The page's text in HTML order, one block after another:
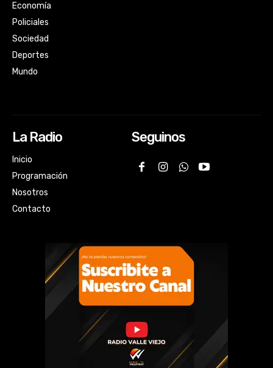
Economía
Policiales
Sociedad
Deportes
Mundo
La Radio
Inicio
Programación
Nosotros
Contacto
Seguinos